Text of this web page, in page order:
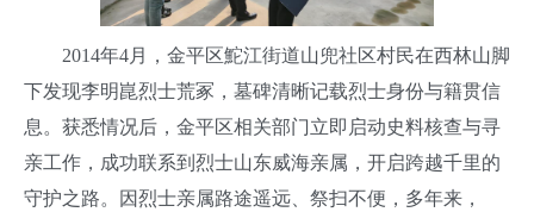
2014年4月，金平区鮀江街道山兜社区村民在西林山脚
下发现李明崑烈士荒冢，墓碑清晰记载烈士身份与籍贯信
息。获悉情况后，金平区相关部门立即启动史料核查与寻
亲工作，成功联系到烈士山东威海亲属，开启跨越千里的
守护之路。因烈士亲属路途遥远、祭扫不便，多年来，